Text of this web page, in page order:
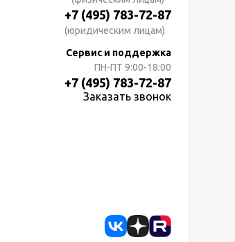
+7 (495) 783-72-87
(юридическим лицам)
Сервис и поддержка
ПН-ПТ 9:00-18:00
+7 (495) 783-72-87
Заказать звонок